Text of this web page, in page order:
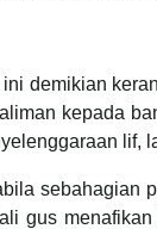
ini demikian
kepada
lif,
sebahagian
gus